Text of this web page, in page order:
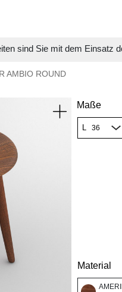
sind Sie mit dem Einsatz
AMBIO ROUND
Maße
L
Material